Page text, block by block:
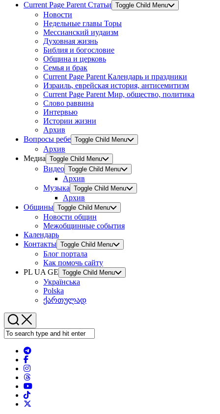
Current Page Parent Статьи Toggle Child Menu
Новости
Недельные главы Торы
Мессианский иудаизм
Духовная жизнь
Библия и богословие
Община и церковь
Семья и брак
Current Page Parent Календарь и праздники
Израиль, еврейская история, антисемитизм
Current Page Parent Мир, общество, политика
Слово раввина
Интервью
Истории жизни
Архив
Вопросы ребе Toggle Child Menu
Архив
Медиа Toggle Child Menu
Видео Toggle Child Menu
Архив
Музыка Toggle Child Menu
Архив
Общины Toggle Child Menu
Новости общин
Межобщинные события
Календарь
Контакты Toggle Child Menu
Блог портала
Как помочь сайту
PL UA GE Toggle Child Menu
Українська
Polska
ქართულად